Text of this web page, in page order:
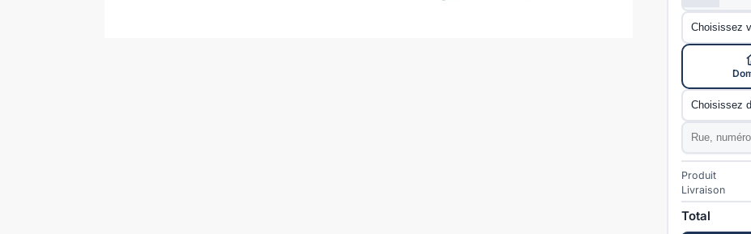
Wilaya*
Mode de
Commune*
Adresse
Produit
Livraison
Total